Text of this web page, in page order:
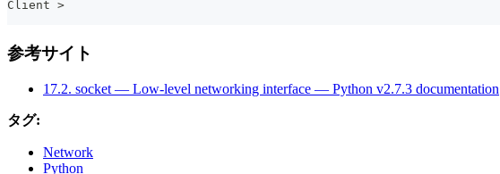
Client >
参考サイト
17.2. socket — Low-level networking interface — Python v2.7.3 documentation
タグ:
Network
Python